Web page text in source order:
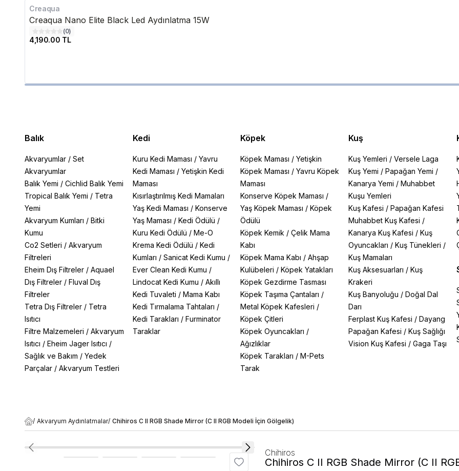
Creaqua
Creaqua Nano Elite Black Led Aydınlatma 15W
(0)
4,190.00 TL
Balık
Akvaryumlar / Set
Akvaryumlar
Balık Yemi / Cichlid Balık Yemi
Tropical Balık Yemi / Tetra
Yemi
Akvaryum Kumları / Bitki
Kumu
Co2 Setleri / Akvaryum
Filtreleri
Eheim Dış Filtreler / Aquael
Dış Filtreler / Fluval Dış
Filtreler
Tetra Dış Filtreler / Tetra
Isıtıcı
Filtre Malzemeleri / Akvaryum
Isıtıcı / Eheim Jager Isıtıcı /
Sağlık ve Bakım / Yedek
Parçalar / Akvaryum Testleri
Kedi
Kuru Kedi Maması / Yavru
Kedi Maması / Yetişkin Kedi
Maması
Kısırlaştırılmış Kedi Mamaları
Yaş Kedi Maması / Konserve
Yaş Maması / Kedi Ödülü /
Kuru Kedi Ödülü / Me-O
Krema Kedi Ödülü / Kedi
Kumları / Sanicat Kedi Kumu /
Ever Clean Kedi Kumu /
Lindocat Kedi Kumu / Akıllı
Kedi Tuvaleti / Mama Kabı
Kedi Tırmalama Tahtaları /
Kedi Tarakları / Furminator
Taraklar
Köpek
Köpek Maması /Yetişkin
Köpek Maması /Yavru Köpek
Maması
Konserve Köpek Maması /
Yaş Köpek Maması /Köpek
Ödülü
Köpek Kemik /Çelik Mama
Kabı
Köpek Mama Kabı /Ahşap
Kulübeleri /Köpek Yatakları
Köpek Gezdirme Tasması
Köpek Taşıma Çantaları /
Metal Köpek Kafesleri /
Köpek Çitleri
Köpek Oyuncakları /
Ağızlıklar
Köpek Tarakları /M-Pets
Tarak
Kuş
Kuş Yemleri / Versele Laga
Kuş Yemi / Papağan Yemi /
Kanarya Yemi / Muhabbet
Kuşu Yemleri
Kuş Kafesi / Papağan Kafesi
Muhabbet Kuş Kafesi /
Kanarya Kuş Kafesi / Kuş
Oyuncakları / Kuş Tünekleri /
Kuş Mamaları
Kuş Aksesuarları / Kuş
Krakeri
Kuş Banyoluğu / Doğal Dal
Darı
Ferplast Kuş Kafesi / Dayang
Papağan Kafesi / Kuş Sağlığı
Vision Kuş Kafesi / Gaga Taşı
/ Akvaryum Aydınlatmalar/ Chihiros C II RGB Shade Mirror (C II RGB Modeli İçin Gölgelik)
Chihiros
Chihiros C II RGB Shade Mirror (C II